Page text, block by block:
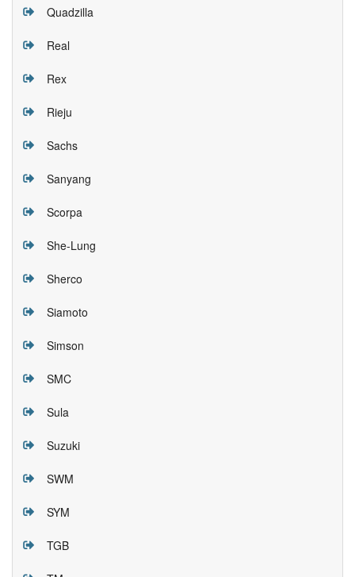
Quadzilla
Real
Rex
Rieju
Sachs
Sanyang
Scorpa
She-Lung
Sherco
Siamoto
Simson
SMC
Sula
Suzuki
SWM
SYM
TGB